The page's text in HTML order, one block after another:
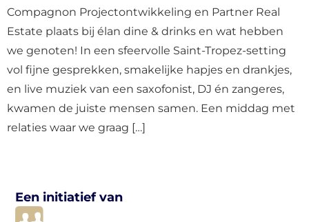
Compagnon Projectontwikkeling en Partner Real
Estate plaats bij élan dine & drinks en wat hebben
we genoten! In een sfeervolle Saint-Tropez-setting
vol fijne gesprekken, smakelijke hapjes en drankjes,
en live muziek van een saxofonist, DJ én zangeres,
kwamen de juiste mensen samen. ⁠⁠Een middag met
relaties waar we graag […]
Een initiatief van